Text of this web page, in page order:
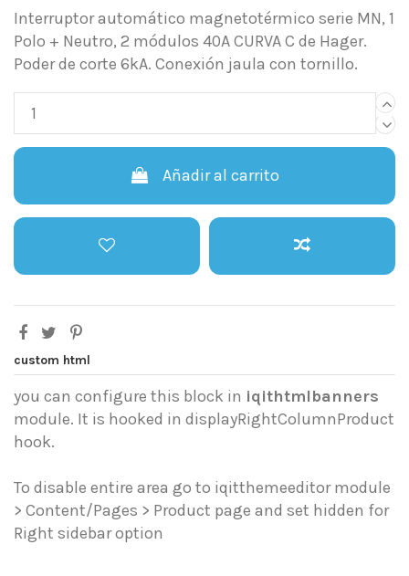
Interruptor automático magnetotérmico serie MN, 1
Polo + Neutro, 2 módulos 40A CURVA C de Hager.
Poder de corte 6kA. Conexión jaula con tornillo.
Añadir al carrito
custom html
you can configure this block in iqithtmlbanners
module. It is hooked in displayRightColumnProduct
hook.
To disable entire area go to iqitthemeeditor module
> Content/Pages > Product page and set hidden for
Right sidebar option